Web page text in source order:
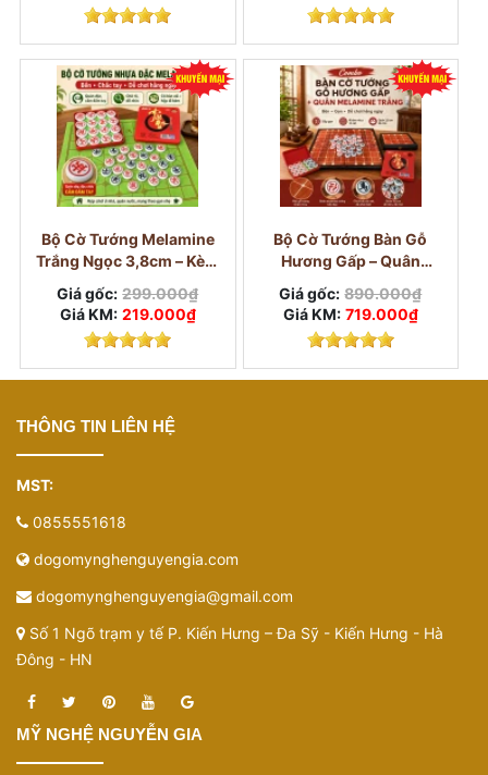
Bộ Cờ Tướng Melamine
Trắng Ngọc 3,8cm – Kèm
Bàn Vải Và Hộp
Giá gốc: 299.000₫
Giá KM: 219.000₫
Bộ Cờ Tướng Bàn Gỗ
Hương Gấp – Quân
Melamine Trắng Ngọc
3,8cm
Giá gốc: 890.000₫
Giá KM: 719.000₫
THÔNG TIN LIÊN HỆ
MST:
0855551618
dogomynghenguyengia.com
dogomynghenguyengia@gmail.com
Số 1 Ngõ trạm y tế P. Kiến Hưng – Đa Sỹ - Kiến Hưng - Hà
Đông - HN
MỸ NGHỆ NGUYỄN GIA